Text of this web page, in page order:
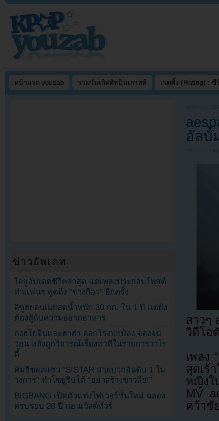
หน้าแรก youzab รวมวันเกิดศิลปินเกาหลี เรตติ้ง (Rating) : ซี
อัลบั้
สาวๆ
วิดีโอ
เพลง
สุดเร้
หญิงใ
MV
คว้าชั
ข่าวอัพเดท
ไอยูอัปเดตชีวิตล่าสุด แต่เพลงประกอบโพสต์
ทำแฟนๆ พูดถึง “จางกีฮา” อีกครั้ง
อีซูฮยอนเผยลดน้ำหนัก 30 กก. ใน 1 ปี แต่ยัง
ต้องสู้กับความอยากอาหาร
กงฮโยจินและฮาฮ่า ออกโรงปกป้อง จองจุน
วอน หลังถูกวิจารณ์เรื่องท่าทีในรายการวาไร
ตี้
คิมฮีชอลแซว “SISTAR สายบวกอันดับ 1 ใน
วงการ” ทำโซยูรีบโต้ “อย่าสร้างข่าวลือ!”
BIGBANG เปิดตัวแท่งไฟเวอร์ชั่นใหม่ ฉลอง
ครบรอบ 20 ปี ก่อนเวิลด์ทัวร์